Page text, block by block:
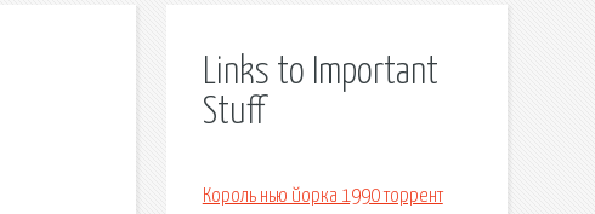
Links to Important
Stuff
Король нью йорка 1990 торрент